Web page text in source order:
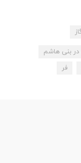
در بنی هاشم
فر